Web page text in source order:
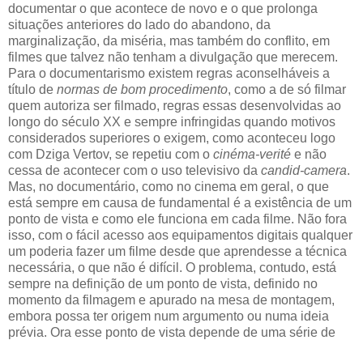
documentar o que acontece de novo e o que prolonga
situações anteriores do lado do abandono, da
marginalização, da miséria, mas também do conflito, em
filmes que talvez não tenham a divulgação que merecem.
Para o documentarismo existem regras aconselháveis a
título de normas de bom procedimento, como a de só filmar
quem autoriza ser filmado, regras essas desenvolvidas ao
longo do século XX e sempre infringidas quando motivos
considerados superiores o exigem, como aconteceu logo
com Dziga Vertov, se repetiu com o cinéma-verité e não
cessa de acontecer com o uso televisivo da candid-camera.
Mas, no documentário, como no cinema em geral, o que
está sempre em causa de fundamental é a existência de um
ponto de vista e como ele funciona em cada filme. Não fora
isso, com o fácil acesso aos equipamentos digitais qualquer
um poderia fazer um filme desde que aprendesse a técnica
necessária, o que não é difícil. O problema, contudo, está
sempre na definição de um ponto de vista, definido no
momento da filmagem e apurado na mesa de montagem,
embora possa ter origem num argumento ou numa ideia
prévia. Ora esse ponto de vista depende de uma série de